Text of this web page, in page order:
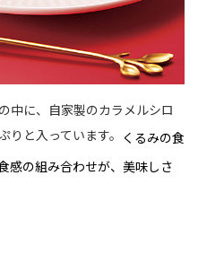
中に、自家製のカラメルシロ
と入っています。 くるみの食
感の組み合わせが、美味しさ